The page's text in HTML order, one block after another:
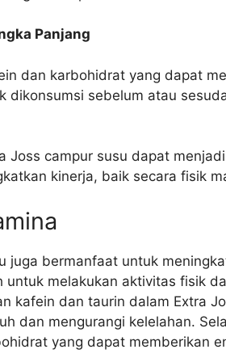
Panjang
dan karbohidrat yang dapat
dikonsumsi sebelum atau
Joss campur susu dapat
kinerja, baik secara fisik
juga bermanfaat untuk
untuk melakukan aktivitas fisik
kafein dan taurin dalam Extra
dan mengurangi kelelahan.
yang dapat memberikan